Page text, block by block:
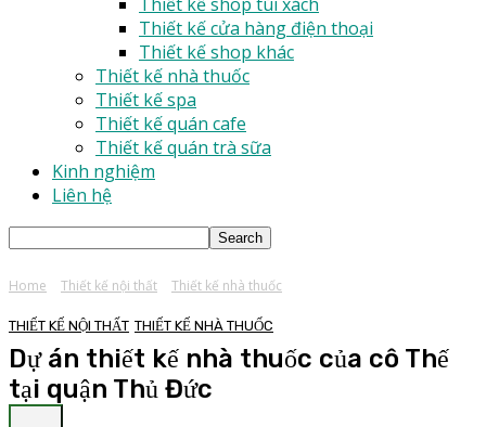
Thiết kế cửa hàng điện thoại
Thiết kế shop khác
Thiết kế nhà thuốc
Thiết kế spa
Thiết kế quán cafe
Thiết kế quán trà sữa
Kinh nghiệm
Liên hệ
Home Thiết kế nội thất Thiết kế nhà thuốc
THIẾT KẾ NỘI THẤT THIẾT KẾ NHÀ THUỐC
Dự án thiết kế nhà thuốc của cô Thế
tại quận Thủ Đức